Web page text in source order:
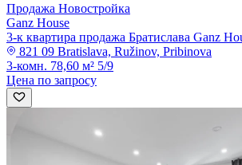
Продажа Новостройка
Ganz House
3-к квартира продажа Братислава Ganz
821 09 Bratislava, Ružinov, Pribinova
3-комн. 78,60 м² 5/9
Цена по запросу